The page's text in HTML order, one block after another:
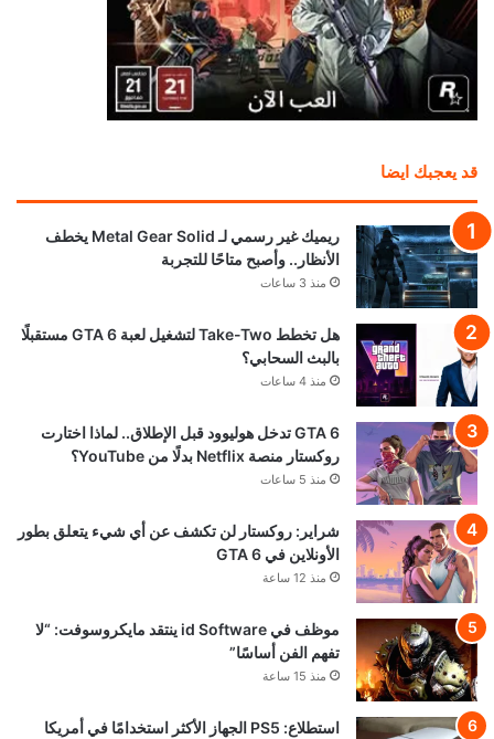
قد يعجبك ايضا
ريميك غير رسمي لـ Metal Gear Solid يخطف
الأنظار.. وأصبح متاحًا للتجربة
منذ 3 ساعات
هل تخطط Take-Two لتشغيل لعبة GTA 6 مستقبلًا
بالبث السحابي؟
منذ 4 ساعات
GTA 6 تدخل هوليوود قبل الإطلاق.. لماذا اختارت
روكستار منصة Netflix بدلًا من YouTube؟
منذ 5 ساعات
شراير: روكستار لن تكشف عن أي شيء يتعلق بطور
الأونلاين في GTA 6
منذ 12 ساعة
موظف في id Software ينتقد مايكروسوفت: “لا
تفهم الفن أساسًا”
منذ 15 ساعة
استطلاع: PS5 الجهاز الأكثر استخدامًا في أمريكا